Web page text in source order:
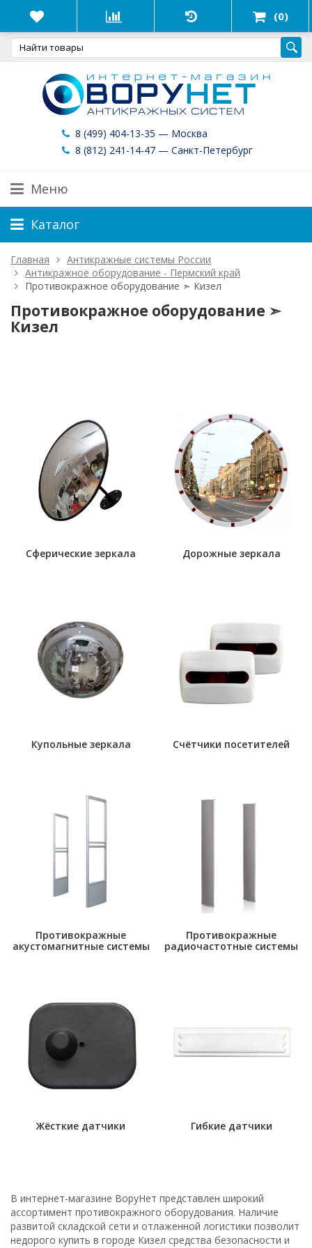
(0)
8 (499) 404-13-35 — Москва
8 (812) 241-14-47 — Санкт-Петербург
Меню
Каталог
Главная
Антикражные системы России
Антикражное оборудование - Пермский край
Противокражное оборудование ➣ Кизел
Противокражное оборудование ➣
Кизел
Сферические зеркала Дорожные зеркала
Купольные зеркала Счётчики посетителей
Противокражные
акустомагнитные системы
Противокражные
радиочастотные системы
Жёсткие датчики Гибкие датчики
В интернет-магазине ВоруНет представлен широкий
ассортимент противокражного оборудования. Наличие
развитой складской сети и отлаженной логистики позволит
недорого купить в городе Кизел средства безопасности и